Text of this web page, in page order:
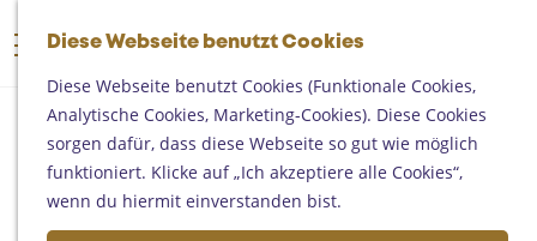
Diese Webseite benutzt Cookies
Diese Webseite benutzt Cookies (Funktionale Cookies,
Analytische Cookies, Marketing-Cookies). Diese Cookies
sorgen dafür, dass diese Webseite so gut wie möglich
funktioniert. Klicke auf „Ich akzeptiere alle Cookies“,
wenn du hiermit einverstanden bist.
e
h
e
n
S
i
e
M K
a
r
t
e
S
u
c
h
e
n
Asten
Gemert-Bakel
Laarbeek
Ihren Besuch planen
Auf der Karte